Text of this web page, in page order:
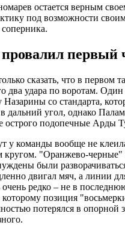
остается верным
под возможности
первый
сказать, что в первом
два удара по воротам.
Назарины со стандарта,
дальний угол, однако
острого подопечные Арды
у команды вообще не
кругом. "Оранжево-черные"
были
двигал мяч, а линии
редко – не в
позиция
потерялся в опорной